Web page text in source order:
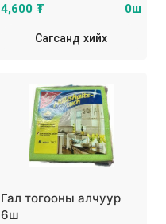
4,600 ₮ 0ш
Сагсанд хийх
Гал тогооны алчуур
6ш